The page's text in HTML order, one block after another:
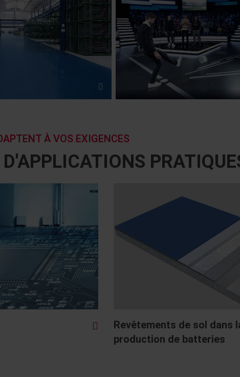
À VOS EXIGENCES
Revêtements de sol dans
production de batteries